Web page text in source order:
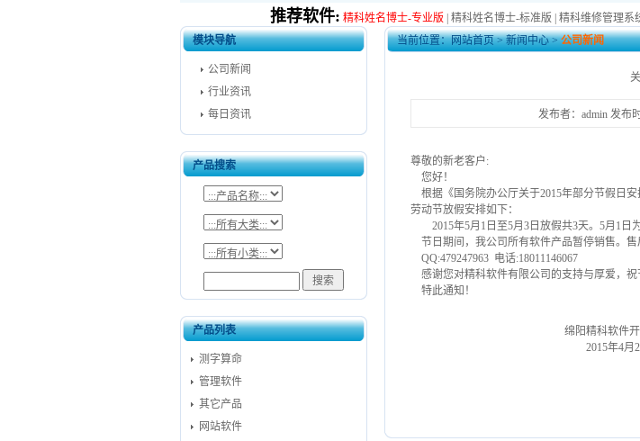
推荐软件: 精科姓名博士-专业版 精科姓名博士-标准版 精科维修管理系
模块导航
公司新闻
行业资讯
每日资讯
产品搜索
产品列表
测字算命
管理软件
其它产品
网站软件
当前位置：网站首页>新闻中心>公司新闻
发布者：admin 发布
尊敬的新老客户:
您好！
根据《国务院办公厅关于2015年部分节假日
劳动节放假安排如下：
2015年5月1日至5月3日放假共3天。5月1日
节日期间，我公司所有软件产品暂停销售。售
QQ:479247963 电话:18011146067
感谢您对精科软件有限公司的支持与厚爱，祝
特此通知！
绵阳精科软件开发有
2015年4月27